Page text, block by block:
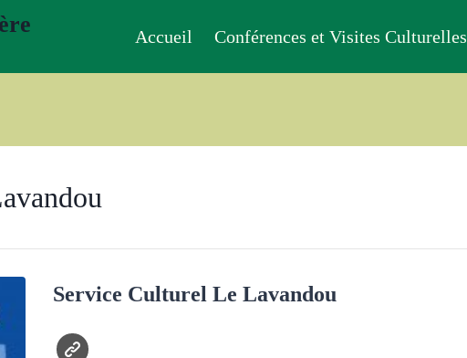
Accueil Conférences et Visites Culturelles
Service Culturel Le Lavandou